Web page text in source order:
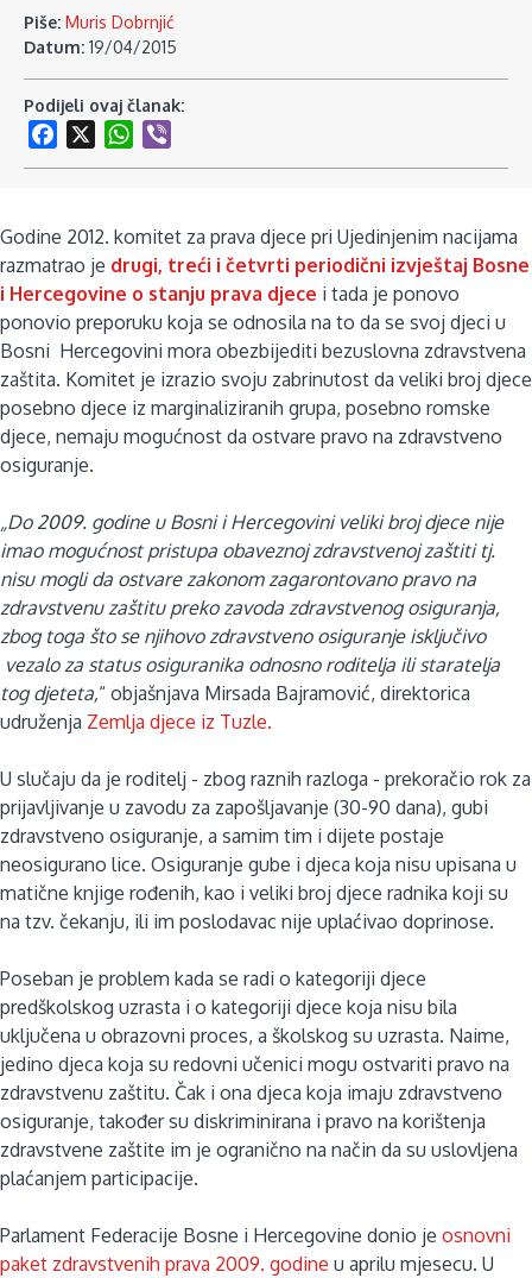
Piše: Muris Dobrnjić
Datum: 19/04/2015
Podijeli ovaj članak:
Facebook
WhatsApp
Godine 2012. komitet za prava djece pri Ujedinjenim nacijama
razmatrao je drugi, treći i četvrti periodični izvještaj Bosne
i Hercegovine o stanju prava djece i tada je ponovo
ponovio preporuku koja se odnosila na to da se svoj djeci u
Bosni Hercegovini mora obezbijediti bezuslovna zdravstvena
zaštita. Komitet je izrazio svoju zabrinutost da veliki broj djece
posebno djece iz marginaliziranih grupa, posebno romske
djece, nemaju mogućnost da ostvare pravo na zdravstveno
osiguranje.
„Do 2009. godine u Bosni i Hercegovini veliki broj djece nije
imao mogućnost pristupa obaveznoj zdravstvenoj zaštiti tj.
nisu mogli da ostvare zakonom zagarontovano pravo na
zdravstvenu zaštitu preko zavoda zdravstvenog osiguranja,
zbog toga što se njihovo zdravstveno osiguranje isključivo
vezalo za status osiguranika odnosno roditelja ili staratelja
tog djeteta,“ objašnjava Mirsada Bajramović, direktorica
udruženja Zemlja djece iz Tuzle.
U slučaju da je roditelj - zbog raznih razloga - prekoračio rok za
prijavljivanje u zavodu za zapošljavanje (30-90 dana), gubi
zdravstveno osiguranje, a samim tim i dijete postaje
neosigurano lice. Osiguranje gube i djeca koja nisu upisana u
matične knjige rođenih, kao i veliki broj djece radnika koji su
na tzv. čekanju, ili im poslodavac nije uplaćivao doprinose.
Poseban je problem kada se radi o kategoriji djece
predškolskog uzrasta i o kategoriji djece koja nisu bila
uključena u obrazovni proces, a školskog su uzrasta. Naime,
jedino djeca koja su redovni učenici mogu ostvariti pravo na
zdravstvenu zaštitu. Čak i ona djeca koja imaju zdravstveno
osiguranje, također su diskriminirana i pravo na korištenja
zdravstvene zaštite im je ogranično na način da su uslovljena
plaćanjem participacije.
Parlament Federacije Bosne i Hercegovine donio je osnovni
paket zdravstvenih prava 2009. godine u aprilu mjesecu. U